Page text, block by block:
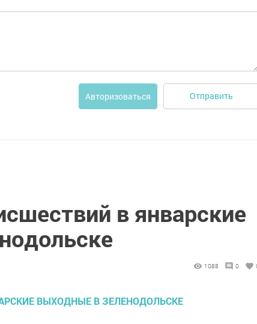
Авторизоваться Отправить
в январские
1088 0